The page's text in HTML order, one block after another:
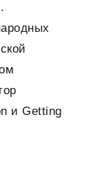
и Getting